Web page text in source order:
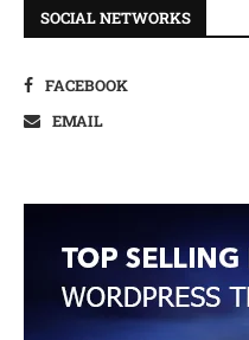
SOCIAL NETWORKS
FACEBOOK
EMAIL